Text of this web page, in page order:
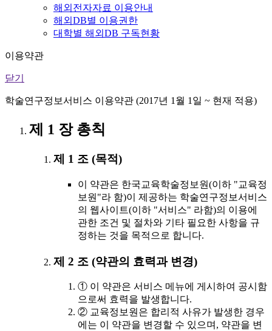
해외전자자료 이용안내
해외DB별 이용권한
대학별 해외DB 구독현황
이용약관
닫기
학술연구정보서비스 이용약관 (2017년 1월 1일 ~ 현재 적용)
제 1 장 총칙
제 1 조 (목적)
이 약관은 한국교육학술정보원(이하 "교육정
보원"라 함)이 제공하는 학술연구정보서비스
의 웹사이트(이하 "서비스" 라함)의 이용에
관한 조건 및 절차와 기타 필요한 사항을 규
정하는 것을 목적으로 합니다.
제 2 조 (약관의 효력과 변경)
① 이 약관은 서비스 메뉴에 게시하여 공시함
으로써 효력을 발생합니다.
② 교육정보원은 합리적 사유가 발생한 경우
에는 이 약관을 변경할 수 있으며, 약관을 변